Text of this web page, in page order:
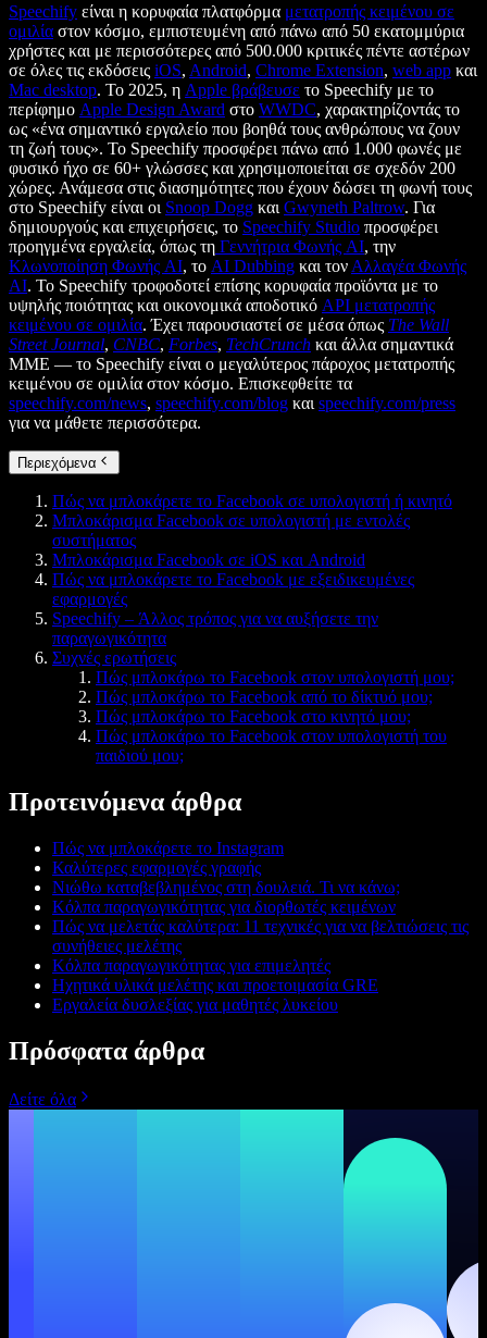
Speechify είναι η κορυφαία πλατφόρμα μετατροπής κειμένου σε
ομιλία στον κόσμο, εμπιστευμένη από πάνω από 50 εκατομμύρια
χρήστες και με περισσότερες από 500.000 κριτικές πέντε αστέρων
σε όλες τις εκδόσεις iOS, Android, Chrome Extension, web app και
Mac desktop. Το 2025, η Apple βράβευσε το Speechify με το
περίφημο Apple Design Award στο WWDC, χαρακτηρίζοντάς το
ως «ένα σημαντικό εργαλείο που βοηθά τους ανθρώπους να ζουν
τη ζωή τους». Το Speechify προσφέρει πάνω από 1.000 φωνές με
φυσικό ήχο σε 60+ γλώσσες και χρησιμοποιείται σε σχεδόν 200
χώρες. Ανάμεσα στις διασημότητες που έχουν δώσει τη φωνή τους
στο Speechify είναι οι Snoop Dogg και Gwyneth Paltrow. Για
δημιουργούς και επιχειρήσεις, το Speechify Studio προσφέρει
προηγμένα εργαλεία, όπως τη Γεννήτρια Φωνής AI, την
Κλωνοποίηση Φωνής AI, το AI Dubbing και τον Αλλαγέα Φωνής
AI. Το Speechify τροφοδοτεί επίσης κορυφαία προϊόντα με το
υψηλής ποιότητας και οικονομικά αποδοτικό API μετατροπής
κειμένου σε ομιλία. Έχει παρουσιαστεί σε μέσα όπως The Wall
Street Journal, CNBC, Forbes, TechCrunch και άλλα σημαντικά
ΜΜΕ — το Speechify είναι ο μεγαλύτερος πάροχος μετατροπής
κειμένου σε ομιλία στον κόσμο. Επισκεφθείτε τα
speechify.com/news, speechify.com/blog και speechify.com/press
για να μάθετε περισσότερα.
Περιεχόμενα
Πώς να μπλοκάρετε το Facebook σε υπολογιστή ή κινητό
Μπλοκάρισμα Facebook σε υπολογιστή με εντολές
συστήματος
Μπλοκάρισμα Facebook σε iOS και Android
Πώς να μπλοκάρετε το Facebook με εξειδικευμένες
εφαρμογές
Speechify – Άλλος τρόπος για να αυξήσετε την
παραγωγικότητα
Συχνές ερωτήσεις
Πώς μπλοκάρω το Facebook στον υπολογιστή μου;
Πώς μπλοκάρω το Facebook από το δίκτυό μου;
Πώς μπλοκάρω το Facebook στο κινητό μου;
Πώς μπλοκάρω το Facebook στον υπολογιστή του
παιδιού μου;
Προτεινόμενα άρθρα
Πώς να μπλοκάρετε το Instagram
Καλύτερες εφαρμογές γραφής
Νιώθω καταβεβλημένος στη δουλειά. Τι να κάνω;
Κόλπα παραγωγικότητας για διορθωτές κειμένων
Πώς να μελετάς καλύτερα: 11 τεχνικές για να βελτιώσεις τις
συνήθειες μελέτης
Κόλπα παραγωγικότητας για επιμελητές
Ηχητικά υλικά μελέτης και προετοιμασία GRE
Εργαλεία δυσλεξίας για μαθητές λυκείου
Πρόσφατα άρθρα
Δείτε όλα